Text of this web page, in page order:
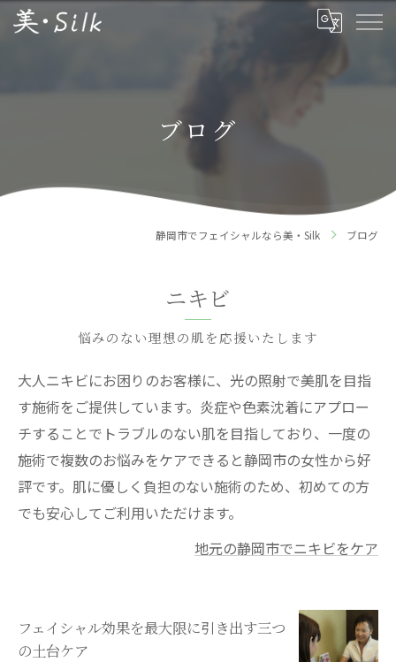
ブログ
静岡市でフェイシャルなら美・Silk ブログ
ニキビ
悩みのない理想の肌を応援いたします
大人ニキビにお困りのお客様に、光の照射で美肌を目指
す施術をご提供しています。炎症や色素沈着にアプロー
チすることでトラブルのない肌を目指しており、一度の
施術で複数のお悩みをケアできると静岡市の女性から好
評です。肌に優しく負担のない施術のため、初めての方
でも安心してご利用いただけます。
地元の静岡市でニキビをケア
フェイシャル効果を最大限に引き出す三つ
の土台ケア